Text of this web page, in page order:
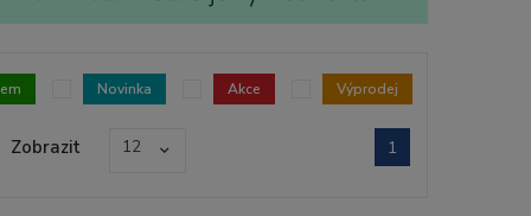
Novinka Akce Výprodej
Zobrazit 12 1